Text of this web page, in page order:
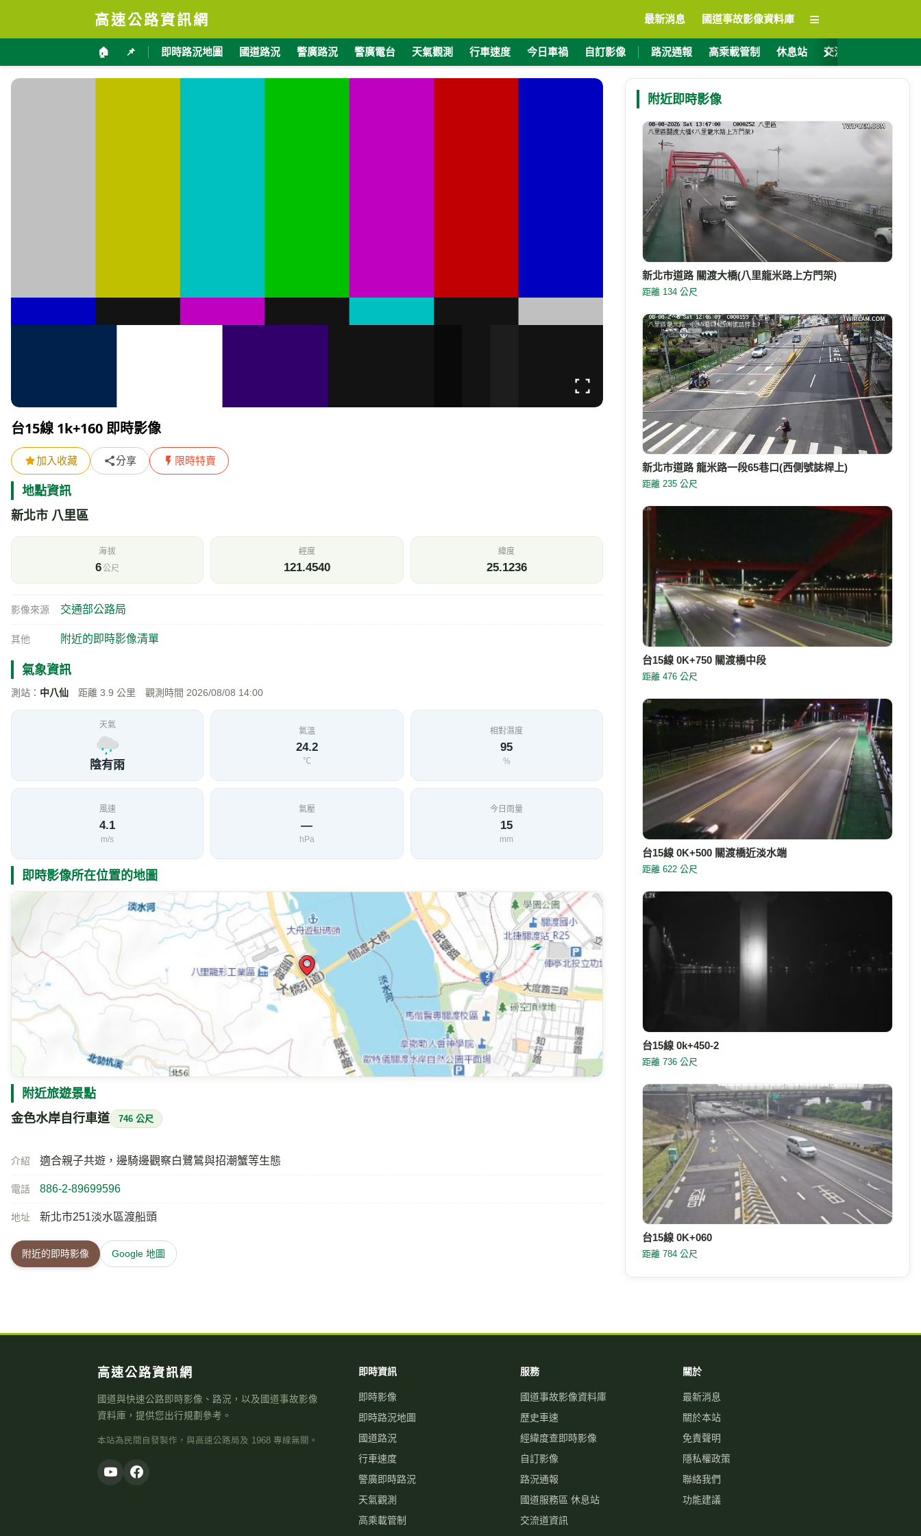
高速公路資訊網 最新消息 國道事故影像資料庫 ≡
🏠 📌 即時路況地圖 國道路況 警廣路況 警廣電台 天氣觀測 行車速度 今日車禍 自訂影像 路況通報 高乘載管制 休息站 交流道資訊
›
台15線 1k+160 即時影像
加入收藏 分享 限時特賣
地點資訊
新北市 八里區
海拔
6公尺
經度
121.4540
緯度
25.1236
影像來源 交通部公路局
其他 附近的即時影像清單
氣象資訊
測站： 中八仙 距離 3.9 公里 觀測時間 2026/08/08 14:00
天氣
陰有雨
氣溫
24.2
℃
相對濕度
95
%
風速
4.1
m/s
氣壓
—
hPa
今日雨量
15
mm
即時影像所在位置的地圖
附近旅遊景點
金色水岸自行車道 746 公尺
介紹 適合親子共遊，邊騎邊觀察白鷺鷥與招潮蟹等生態
電話 886-2-89699596
地址 新北市251淡水區渡船頭
附近的即時影像 Google 地圖
附近即時影像
新北市道路 關渡大橋(八里龍米路上方門架)
距離 134 公尺
新北市道路 龍米路一段65巷口(西側號誌桿上)
距離 235 公尺
台15線 0K+750 關渡橋中段
距離 476 公尺
台15線 0K+500 關渡橋近淡水端
距離 622 公尺
台15線 0k+450-2
距離 736 公尺
台15線 0K+060
距離 784 公尺
高速公路資訊網
國道與快速公路即時影像、路況，以及國道事故影像
資料庫，提供您出行規劃參考。
本站為民間自發製作，與高速公路局及 1968 專線無關。
即時資訊
即時影像
即時路況地圖
國道路況
行車速度
警廣即時路況
天氣觀測
高乘載管制
服務
國道事故影像資料庫
歷史車速
經緯度查即時影像
自訂影像
路況通報
國道服務區 休息站
交流道資訊
關於
最新消息
關於本站
免責聲明
隱私權政策
聯絡我們
功能建議